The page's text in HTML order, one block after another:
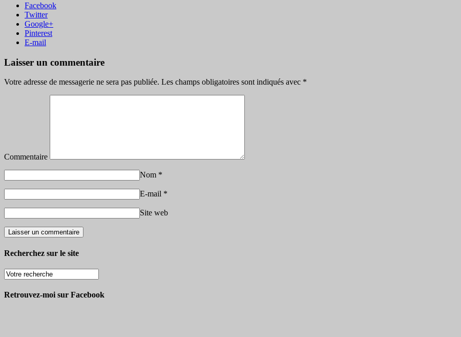
Facebook
Twitter
Google+
Pinterest
E-mail
Laisser un commentaire
Votre adresse de messagerie ne sera pas publiée. Les champs obligatoires sont indiqués avec *
Commentaire
Nom *
E-mail *
Site web
Recherchez sur le site
Retrouvez-moi sur Facebook